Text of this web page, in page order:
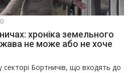
0
хроніка земельного
не може або не хоче
Бортничів, що входять до